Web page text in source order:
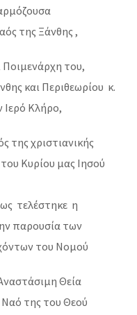
της Ξάνθης ,
Ποιμενάρχη του,
και Περιθεωρίου κ.
Ιερό Κλήρο,
της χριστιανικής
Κυρίου μας Ιησού
τελέστηκε η
παρουσία των
του Νομού
Θεία
Ναό της του Θεού